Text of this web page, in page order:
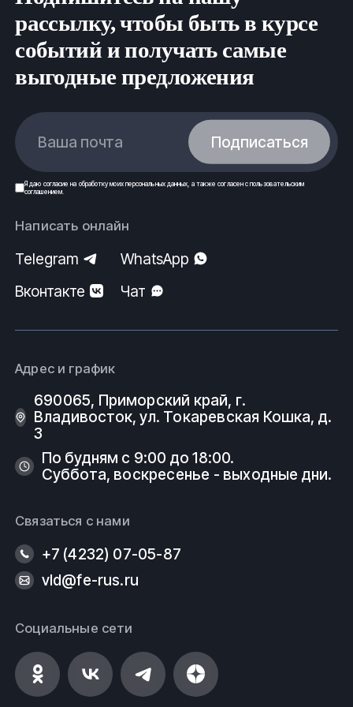
нормам безопасности и строго по государственным
стандартам (ГОСТ) и техническим условиям (ТУ).
ООО Ферус, г.Владивосток.
рассылку, чтобы быть в курсе
событий и получать самые
выгодные предложения
Ваша почта Подписаться
Я даю согласие на обработку моих персональных данных , а также согласен спользовательским
соглашением.
Написать онлайн
Telegram
WhatsApp
Вконтакте
Чат
Адрес и график
690065, Приморский край, г.
Владивосток, ул. Токаревская Кошка, д.
3
По будням с 9:00 до 18:00.
Суббота, воскресенье - выходные дни.
Связаться с нами
+7 (4232) 07-05-87
vld@fe-rus.ru
Социальные сети